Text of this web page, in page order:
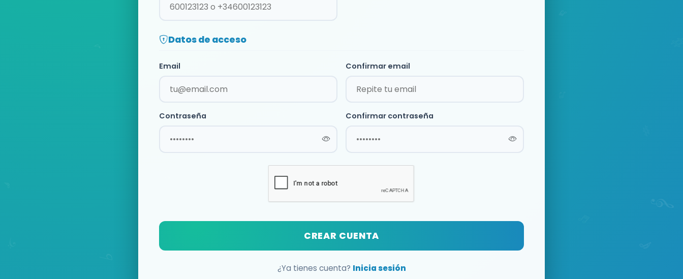
Datos de acceso
Email Confirmar email
Contraseña Confirmar contraseña
CREAR CUENTA
¿Ya tienes cuenta? Inicia sesión